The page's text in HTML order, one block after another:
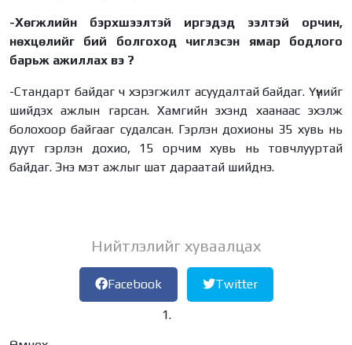
-Хөгжлийн бэрхшээлтэй иргэдэд ээлтэй орчин,
нөхцөлийг бий болгоход чиглэсэн ямар бодлого
барьж ажиллах вэ ?
-Стандарт байдаг ч хэрэгжилт асуудалтай байдаг. Үүнийг
шийдэх ажлын гарсан. Хамгийн эхэнд хаанаас эхэлж
болохоор байгааг судалсан. Гэрлэн дохионы 35 хувь нь
дуут гэрлэн дохио, 15 орчим хувь нь товчлууртай
байдаг. Энэ мэт ажлыг шат дараатай шийднэ.
Нийтлэлийг хуваалцах
Facebook Twitter